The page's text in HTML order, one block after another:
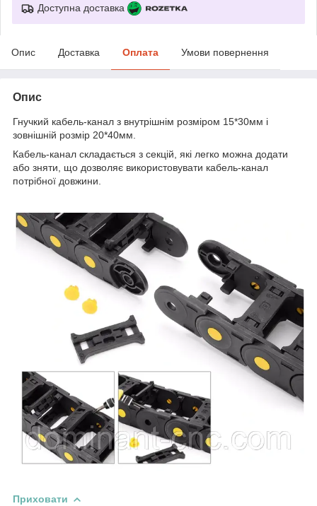
Доступна доставка
Опис Доставка Оплата Умови повернення
Опис
Гнучкий кабель-канал з внутрішнім розміром 15*30мм і
зовнішній розмір 20*40мм.
Кабель-канал складається з секцій, які легко можна додати
або зняти, що дозволяє використовувати кабель-канал
потрібної довжини.
Приховати